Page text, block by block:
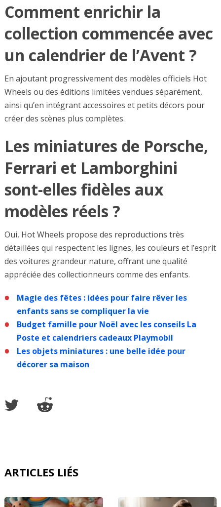
Comment enrichir la
collection commencée avec
un calendrier de l’Avent ?
En ajoutant progressivement des modèles officiels Hot
Wheels ou des éditions limitées vendues séparément,
ainsi qu’en intégrant accessoires et petits décors pour
créer des scènes plus complètes.
Les miniatures de Porsche,
Ferrari et Lamborghini
sont-elles fidèles aux
modèles réels ?
Oui, Hot Wheels propose des reproductions très
détaillées qui respectent les lignes, les couleurs et l’esprit
des voitures grandeur nature, offrant une qualité
appréciée des collectionneurs comme des enfants.
Magie des fêtes : idées pour faire rêver les
enfants sans se compliquer la vie
Budget famille pour Noël avec les conseils La
Poste et calendriers cadeaux Playmobil
Les objets miniatures : une belle idée pour
décorer sa maison
ARTICLES LIÉS